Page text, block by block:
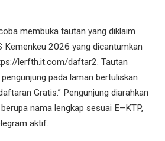
membuka tautan yang diklaim
Kemenkeu 2026 yang dicantumkan
lerfth.it.com/daftar2. Tautan
pada laman bertuliskan
Gratis.” Pengunjung diarahkan
nama lengkap sesuai E–KTP,
aktif.